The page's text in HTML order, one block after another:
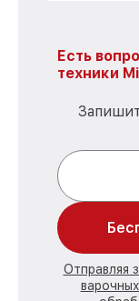
Есть
техники
Отправляя